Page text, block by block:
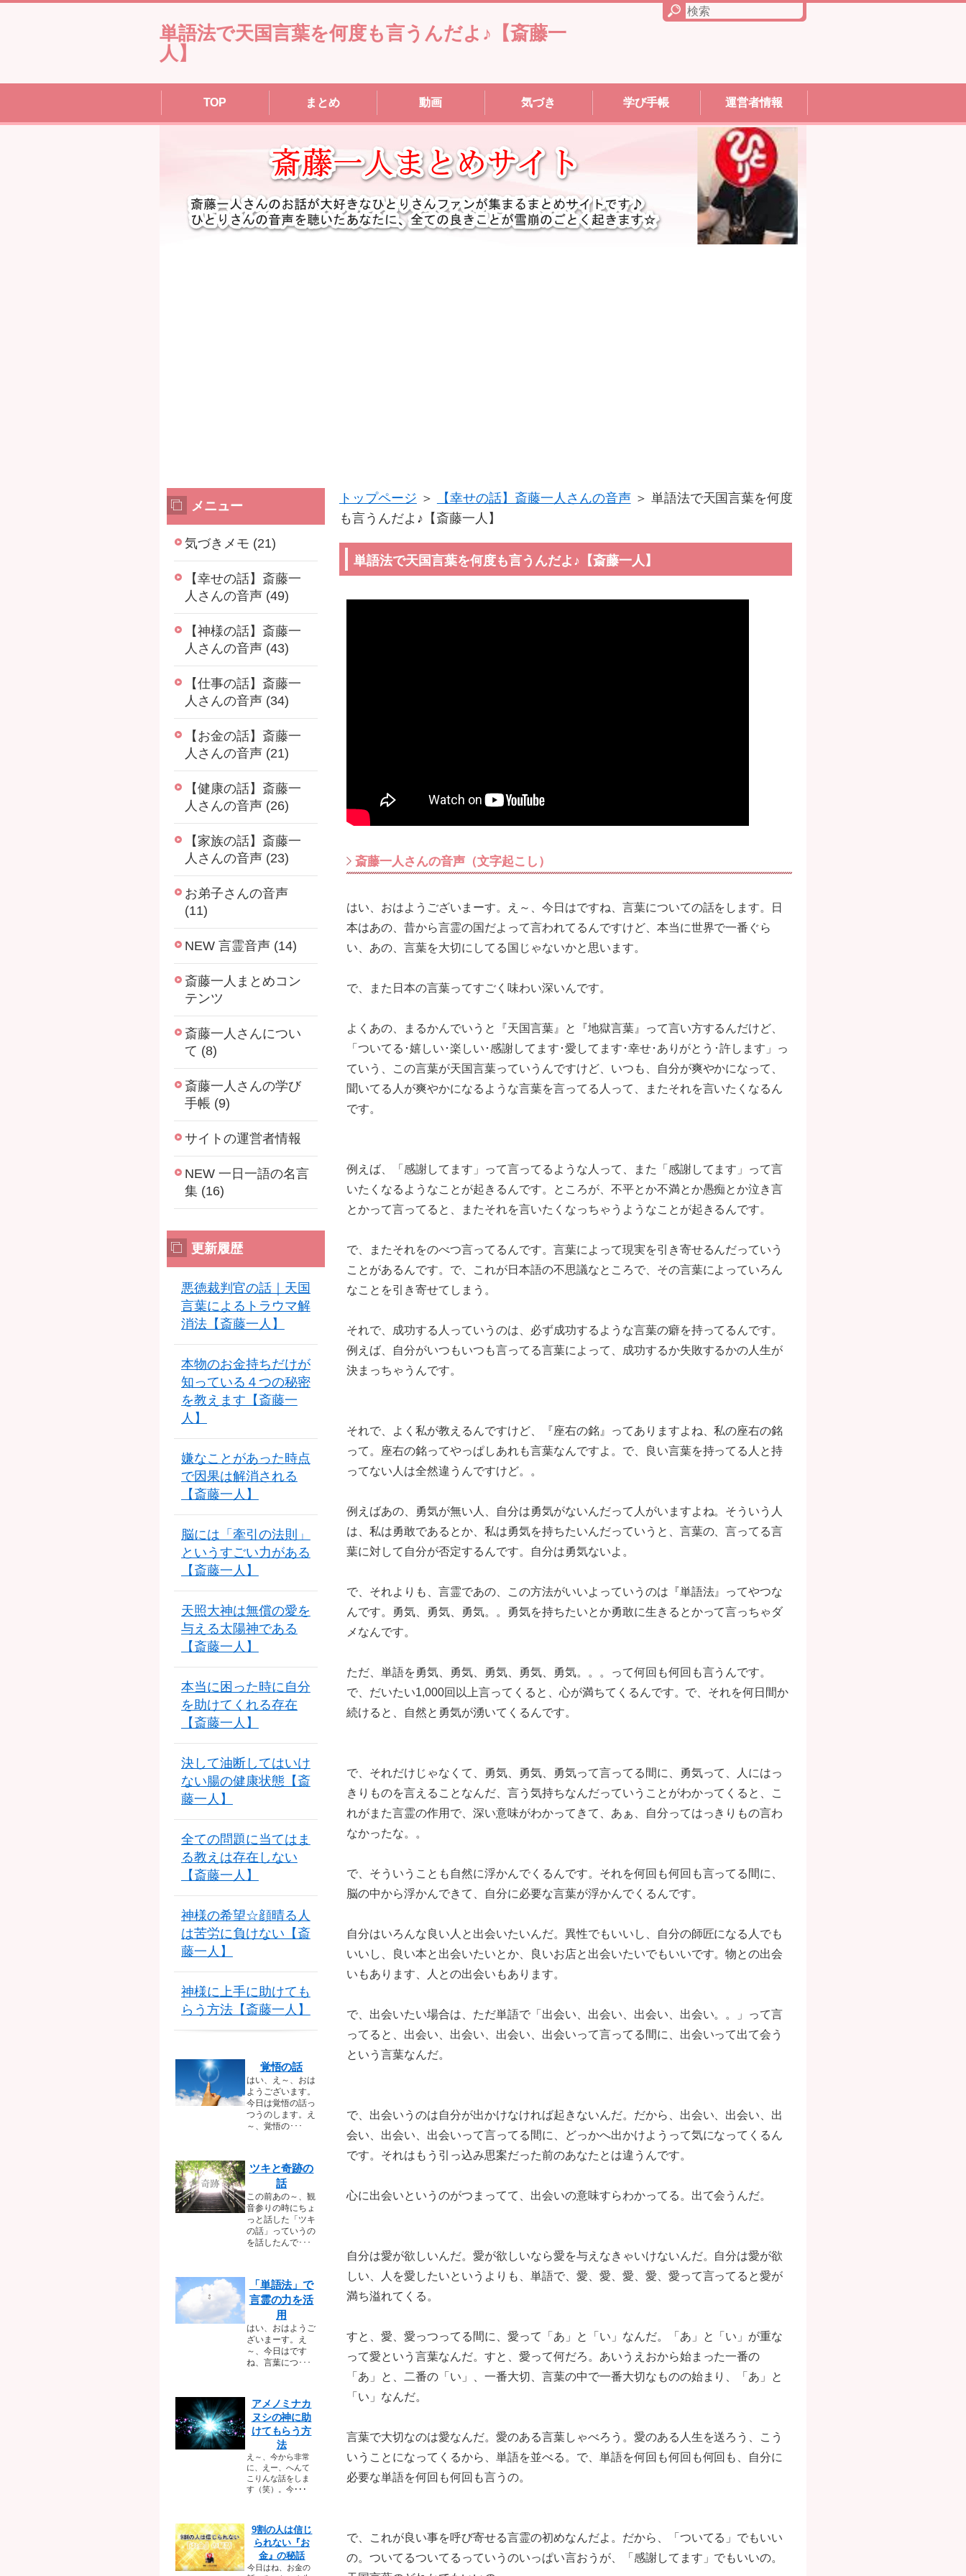
単語法で天国言葉を何度も言うんだよ♪【斎藤一
人】
TOP まとめ 動画 気づき 学び手帳 運営者情報
トップページ ＞ 【幸せの話】斎藤一人さんの音声＞ 単語法で天国言葉を何度
も言うんだよ♪【斎藤一人】
単語法で天国言葉を何度も言うんだよ♪【斎藤一人】
斎藤一人さんの音声（文字起こし）
はい、おはようございまーす。え～、今日はですね、言葉についての話をします。日
本はあの、昔から言霊の国だよって言われてるんですけど、本当に世界で一番ぐら
い、あの、言葉を大切にしてる国じゃないかと思います。
で、また日本の言葉ってすごく味わい深いんです。
よくあの、まるかんでいうと『天国言葉』と『地獄言葉』って言い方するんだけど、
「ついてる･嬉しい･楽しい･感謝してます･愛してます･幸せ･ありがとう･許します」っ
ていう、この言葉が天国言葉っていうんですけど、いつも、自分が爽やかになって、
聞いてる人が爽やかになるような言葉を言ってる人って、またそれを言いたくなるん
です。
例えば、「感謝してます」って言ってるような人って、また「感謝してます」って言
いたくなるようなことが起きるんです。ところが、不平とか不満とか愚痴とか泣き言
とかって言ってると、またそれを言いたくなっちゃうようなことが起きるんです。
で、またそれをのべつ言ってるんです。言葉によって現実を引き寄せるんだっていう
ことがあるんです。で、これが日本語の不思議なところで、その言葉によっていろん
なことを引き寄せてしまう。
それで、成功する人っていうのは、必ず成功するような言葉の癖を持ってるんです。
例えば、自分がいつもいつも言ってる言葉によって、成功するか失敗するかの人生が
決まっちゃうんです。
それで、よく私が教えるんですけど、『座右の銘』ってありますよね、私の座右の銘
って。座右の銘ってやっぱしあれも言葉なんですよ。で、良い言葉を持ってる人と持
ってない人は全然違うんですけど。。
例えばあの、勇気が無い人、自分は勇気がないんだって人がいますよね。そういう人
は、私は勇敢であるとか、私は勇気を持ちたいんだっていうと、言葉の、言ってる言
葉に対して自分が否定するんです。自分は勇気ないよ。
で、それよりも、言霊であの、この方法がいいよっていうのは『単語法』ってやつな
んです。勇気、勇気、勇気。。勇気を持ちたいとか勇敢に生きるとかって言っちゃダ
メなんです。
ただ、単語を勇気、勇気、勇気、勇気、勇気。。。って何回も何回も言うんです。
で、だいたい1,000回以上言ってくると、心が満ちてくるんです。で、それを何日間か
続けると、自然と勇気が湧いてくるんです。
で、それだけじゃなくて、勇気、勇気、勇気って言ってる間に、勇気って、人にはっ
きりものを言えることなんだ、言う気持ちなんだっていうことがわかってくると、こ
れがまた言霊の作用で、深い意味がわかってきて、あぁ、自分ってはっきりもの言わ
なかったな。。
で、そういうことも自然に浮かんでくるんです。それを何回も何回も言ってる間に、
脳の中から浮かんできて、自分に必要な言葉が浮かんでくるんです。
自分はいろんな良い人と出会いたいんだ。異性でもいいし、自分の師匠になる人でも
いいし、良い本と出会いたいとか、良いお店と出会いたいでもいいです。物との出会
いもあります、人との出会いもあります。
で、出会いたい場合は、ただ単語で「出会い、出会い、出会い、出会い。。」って言
ってると、出会い、出会い、出会い、出会いって言ってる間に、出会いって出て会う
という言葉なんだ。
で、出会いうのは自分が出かけなければ起きないんだ。だから、出会い、出会い、出
会い、出会い、出会いって言ってる間に、どっかへ出かけようって気になってくるん
です。それはもう引っ込み思案だった前のあなたとは違うんです。
心に出会いというのがつまってて、出会いの意味すらわかってる。出て会うんだ。
自分は愛が欲しいんだ。愛が欲しいなら愛を与えなきゃいけないんだ。自分は愛が欲
しい、人を愛したいというよりも、単語で、愛、愛、愛、愛、愛って言ってると愛が
満ち溢れてくる。
すと、愛、愛っつってる間に、愛って「あ」と「い」なんだ。「あ」と「い」が重な
って愛という言葉なんだ。すと、愛って何だろ。あいうえおから始まった一番の
「あ」と、二番の「い」、一番大切、言葉の中で一番大切なものの始まり、「あ」と
「い」なんだ。
言葉で大切なのは愛なんだ。愛のある言葉しゃべろう。愛のある人生を送ろう、こう
いうことになってくるから、単語を並べる。で、単語を何回も何回も何回も、自分に
必要な単語を何回も何回も言うの。
で、これが良い事を呼び寄せる言霊の初めなんだよ。だから、「ついてる」でもいい
の。ついてるついてるっていうのいっぱい言おうが、「感謝してます」でもいいの。
メニュー
気づきメモ (21)
【幸せの話】斎藤一
人さんの音声 (49)
【神様の話】斎藤一
人さんの音声 (43)
【仕事の話】斎藤一
人さんの音声 (34)
【お金の話】斎藤一
人さんの音声 (21)
【健康の話】斎藤一
人さんの音声 (26)
【家族の話】斎藤一
人さんの音声 (23)
お弟子さんの音声
(11)
NEW 言霊音声 (14)
斎藤一人まとめコン
テンツ
斎藤一人さんについ
て (8)
斎藤一人さんの学び
手帳 (9)
サイトの運営者情報
NEW 一日一語の名言
集 (16)
更新履歴
悪徳裁判官の話｜天国
言葉によるトラウマ解
消法【斎藤一人】
本物のお金持ちだけが
知っている４つの秘密
を教えます【斎藤一
人】
嫌なことがあった時点
で因果は解消される
【斎藤一人】
脳には「牽引の法則」
というすごい力がある
【斎藤一人】
天照大神は無償の愛を
与える太陽神である
【斎藤一人】
本当に困った時に自分
を助けてくれる存在
【斎藤一人】
決して油断してはいけ
ない腸の健康状態【斎
藤一人】
全ての問題に当てはま
る教えは存在しない
【斎藤一人】
神様の希望☆顔晴る人
は苦労に負けない【斎
藤一人】
神様に上手に助けても
らう方法【斎藤一人】
覚悟の話
はい、え～、おは
ようございます。
今日は覚悟の話っ
つうのします。え
～、覚悟の･･･
ツキと奇跡の
話
この前あの～、観
音参りの時にちょ
っと話した「ツキ
の話」っていうの
を話したんで･･･
「単語法」で
言霊の力を活
用
はい、おはようご
ざいまーす。え
～、今日はです
ね、言葉につ･･･
アメノミナカ
ヌシの神に助
けてもらう方
法
え～、今から非常
に、えー、へんて
こりんな話をしま
す（笑）。今･･･
9割の人は信じ
られない『お
金』の秘話
今日はね、お金の